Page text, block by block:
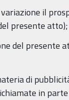
il
presente atto);
del
di
in